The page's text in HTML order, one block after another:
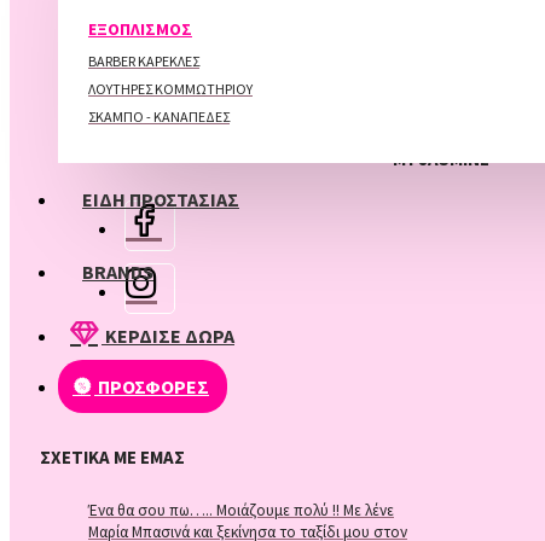
ΕΞΟΠΛΙΣΜΟΣ
BARBER ΚΑΡΕΚΛΕΣ
ΛΟΥΤΗΡΕΣ ΚΟΜΜΩΤΗΡΙΟΥ
ΣΚΑΜΠΟ - ΚΑΝΑΠΕΔΕΣ
ΕΙΔΗ ΠΡΟΣΤΑΣΙΑΣ
BRANDS
ΚΕΡΔΙΣΕ ΔΩΡΑ
ΠΡΟΣΦΟΡΕΣ
MY JASMINE
ΣΧΕΤΙΚΆ ΜΕ ΕΜΆΣ
Ένα θα σου πω….. Μοιάζουμε πολύ !! Με λένε
Μαρία Μπασινά και ξεκίνησα το ταξίδι μου στον